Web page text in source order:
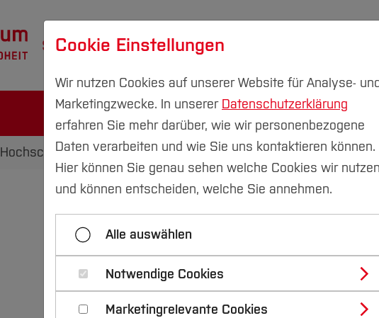
Studium Forschung & Transfer
Hochschulkommunikation
Cookie Einstellungen
Wir nutzen Cookies auf unserer Website für Analyse-
Marketingzwecke. In unserer Datenschutzerklärung
erfahren Sie mehr darüber, wie wir personenbezogene
Daten verarbeiten und wie Sie uns kontaktieren können.
Hier können Sie genau sehen welche Cookies wir
und können entscheiden, welche Sie annehmen.
Alle auswählen
Notwendige Cookies
Marketingrelevante Cookies